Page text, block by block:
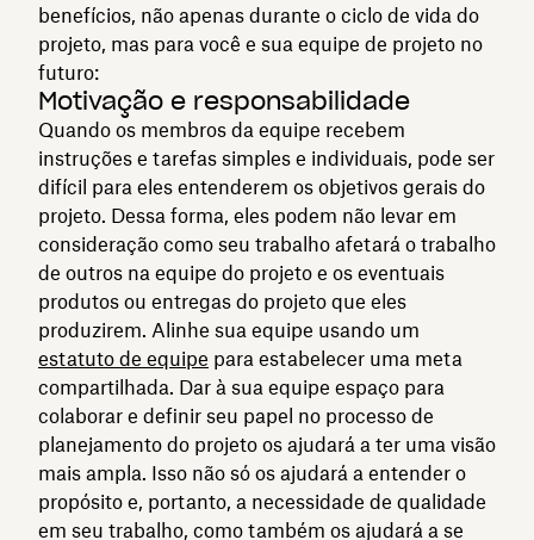
benefícios, não apenas durante o ciclo de vida do
projeto, mas para você e sua equipe de projeto no
futuro:
Motivação e responsabilidade
Quando os membros da equipe recebem
instruções e tarefas simples e individuais, pode ser
difícil para eles entenderem os objetivos gerais do
projeto. Dessa forma, eles podem não levar em
consideração como seu trabalho afetará o trabalho
de outros na equipe do projeto e os eventuais
produtos ou entregas do projeto que eles
produzirem. Alinhe sua equipe usando um
estatuto de equipe para estabelecer uma meta
compartilhada. Dar à sua equipe espaço para
colaborar e definir seu papel no processo de
planejamento do projeto os ajudará a ter uma visão
mais ampla. Isso não só os ajudará a entender o
propósito e, portanto, a necessidade de qualidade
em seu trabalho, como também os ajudará a se